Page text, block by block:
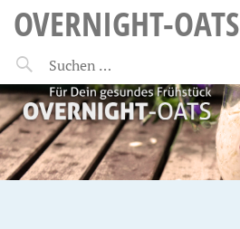
OVERNIGHT-OATS